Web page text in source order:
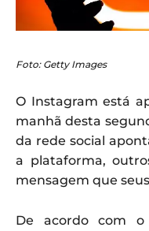
Foto: Getty Images
O Instagram está
manhã desta
da rede social
a plataforma,
mensagem que
De acordo com o